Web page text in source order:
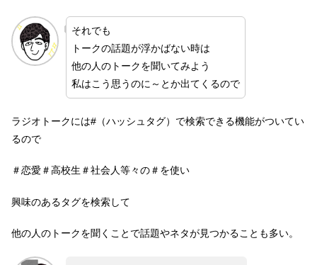
それでも
トークの話題が浮かばない時は
他の人のトークを聞いてみよう
私はこう思うのに～とか出てくるので
ラジオトークには#（ハッシュタグ）で検索できる機能がついてい
るので
＃恋愛＃高校生＃社会人等々の＃を使い
興味のあるタグを検索して
他の人のトークを聞くことで話題やネタが見つかることも多い。